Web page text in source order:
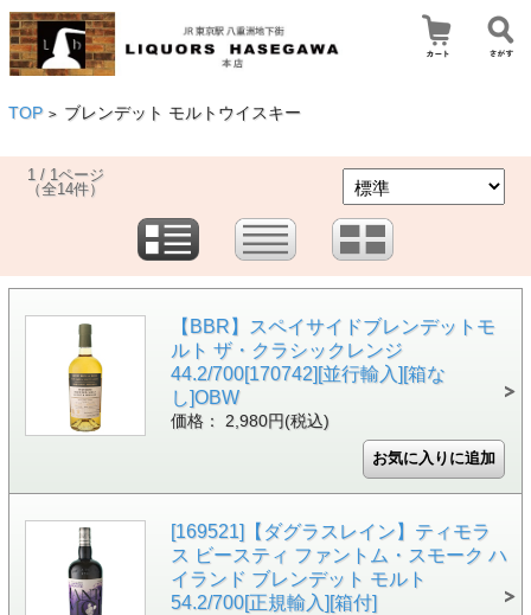
TOP > ブレンデット モルトウイスキー
1 / 1ページ
（全14件）
【BBR】スペイサイドブレンデットモ
ルト ザ・クラシックレンジ
44.2/700[170742][並行輸入][箱な
し]OBW
価格： 2,980円(税込)
[169521]【ダグラスレイン】ティモラ
ス ビースティ ファントム・スモーク ハ
イランド ブレンデット モルト
54.2/700[正規輸入][箱付]